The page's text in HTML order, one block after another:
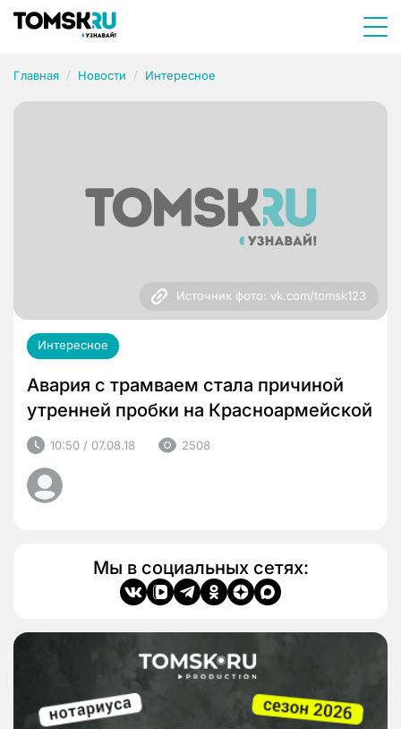
Главная Новости Интересное
Источник фото: vk.com/tomsk123
Интересное
Авария с трамваем стала причиной
утренней пробки на Красноармейской
10:50 / 07.08.18 2508
Мы в социальных сетях: